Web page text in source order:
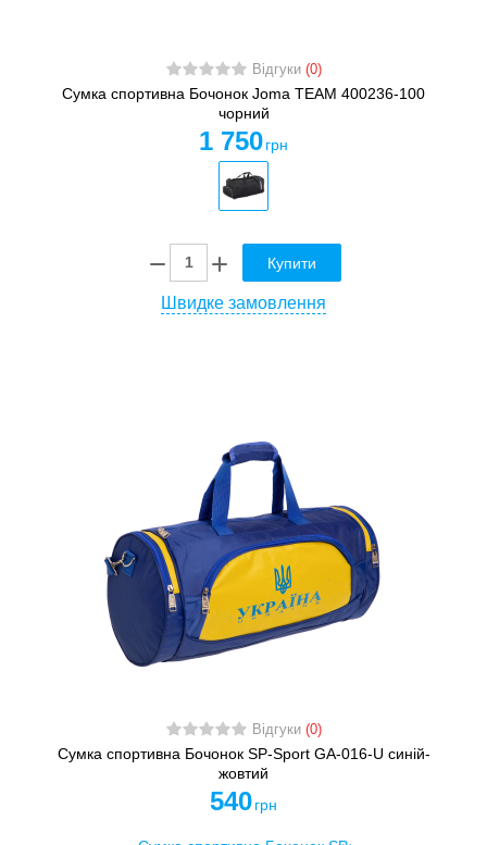
Відгуки (0)
Сумка спортивна Бочонок Joma TEAM 400236-100
чорний
1 750 грн
Купити
Швидке замовлення
Відгуки (0)
Сумка спортивна Бочонок SP-Sport GA-016-U синій-
жовтий
540 грн